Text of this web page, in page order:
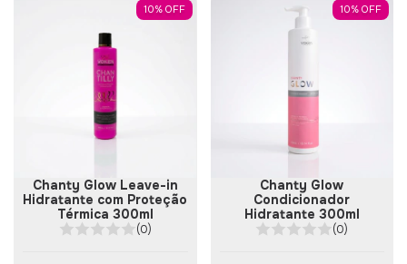
10% OFF
Chanty Glow Leave-in
Hidratante com Proteção
Térmica 300ml
(0)
10% OFF
Chanty Glow
Condicionador
Hidratante 300ml
(0)